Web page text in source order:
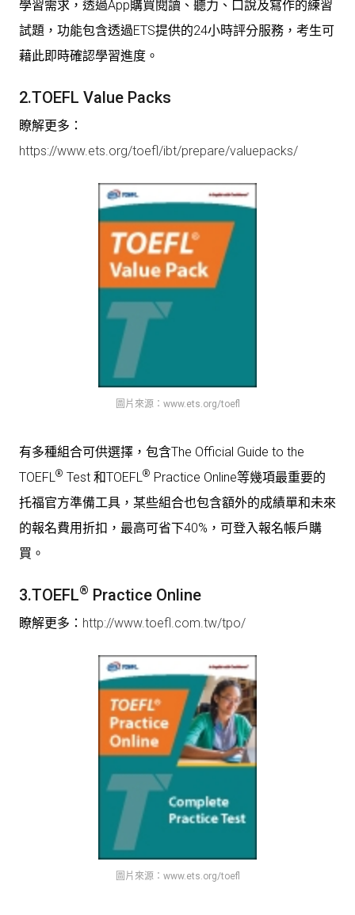
學習需求，透過App購買閱讀、聽力、口說及寫作的練習
試題，功能包含透過ETS提供的24小時評分服務，考生可
藉此即時確認學習進度。
2.TOEFL Value Packs
瞭解更多：
https://www.ets.org/toefl/ibt/prepare/valuepacks/
圖片來源：www.ets.org/toefl
有多種組合可供選擇，包含The Official Guide to the
TOEFL ® Test 和TOEFL ® Practice Online等幾項最重要的
托福官方準備工具，某些組合也包含額外的成績單和未來
的報名費用折扣，最高可省下40%，可登入報名帳戶購
買。
3.TOEFL® Practice Online
瞭解更多： http://www.toefl.com.tw/tpo/
圖片來源：www.ets.org/toefl